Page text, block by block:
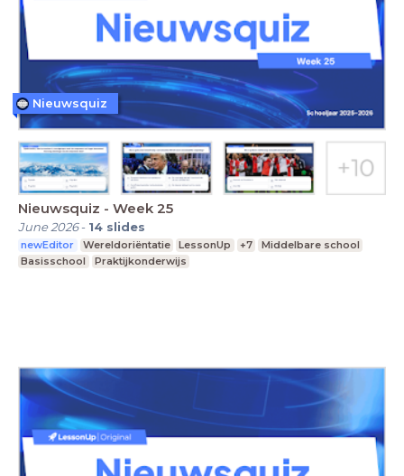
Nieuwsquiz - Week 25
June 2026- 14 slides
newEditor Wereldoriëntatie LessonUp +7
Middelbare school
Basisschool
Praktijkonderwijs
Nieuwsquiz